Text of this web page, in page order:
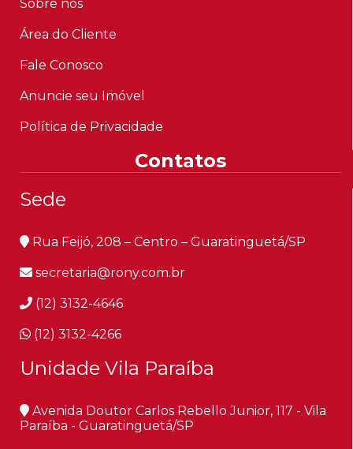
Sobre nós
Área do Cliente
Fale Conosco
Anuncie seu Imóvel
Política de Privacidade
Contatos
Sede
Rua Feijó, 208 – Centro – Guaratinguetá/SP
secretaria@rony.com.br
(12) 3132-4646
(12) 3132-4266
Unidade Vila Paraíba
Avenida Doutor Carlos Rebello Junior, 117 - Vila
Paraíba - Guaratinguetá/SP